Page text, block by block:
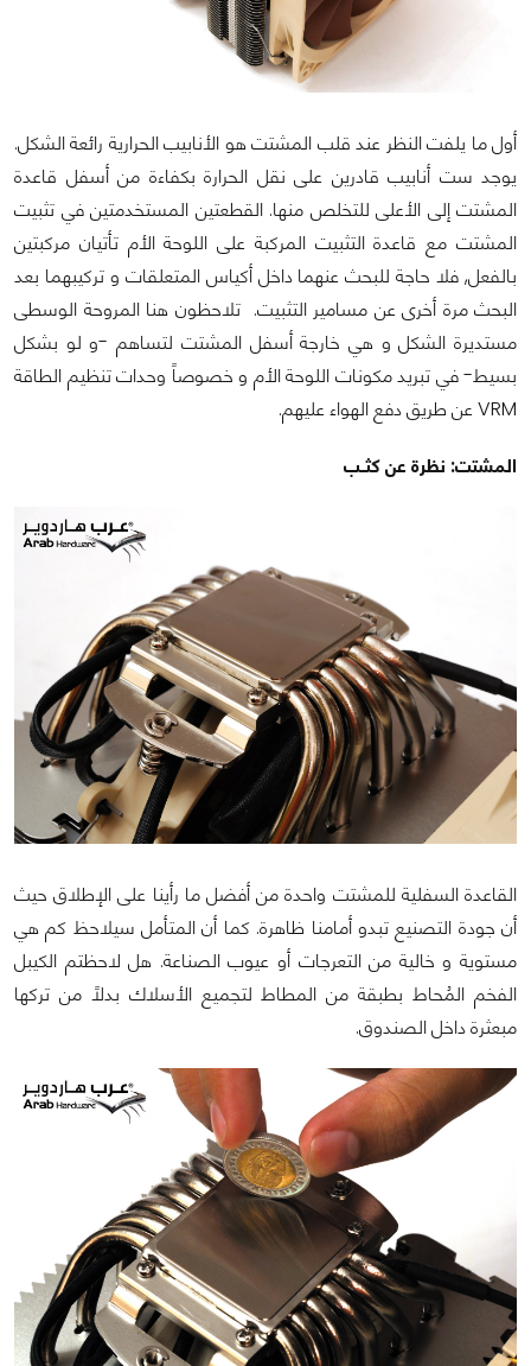
أول ما يلفت النظر عند قلب المشتت هو الأنابيب الحرارية رائعة الشكل.
يوجد ست أنابيب قادرين على نقل الحرارة بكفاءة من أسفل قاعدة
المشتت إلى الأعلى للتخلص منها. القطعتين المستخدمتين في تثبيت
المشتت مع قاعدة التثبيت المركبة على اللوحة الأم تأتيان مركبتين
بالفعل, فلا حاجة للبحث عنهما داخل أكياس المتعلقات و تركيبهما بعد
البحث مرة أخرى عن مسامير التثبيت. تلاحظون هنا المروحة الوسطى
مستديرة الشكل و هي خارجة أسفل المشتت لتساهم -و لو بشكل
بسيط- في تبريد مكونات اللوحة الأم و خصوصاً وحدات تنظيم الطاقة
VRM عن طريق دفع الهواء عليهم.
المشتت: نظرة عن كثــب
القاعدة السفلية للمشتت واحدة من أفضل ما رأينا على الإطلاق حيث
أن جودة التصنيع تبدو أمامنا ظاهرة. كما أن المتأمل سيلاحظ كم هي
مستوية و خالية من التعرجات أو عيوب الصناعة. هل لاحظتم الكيبل
الفخم المُحاط بطبقة من المطاط لتجميع الأسلاك بدلاً من تركها
مبعثرة داخل الصندوق.